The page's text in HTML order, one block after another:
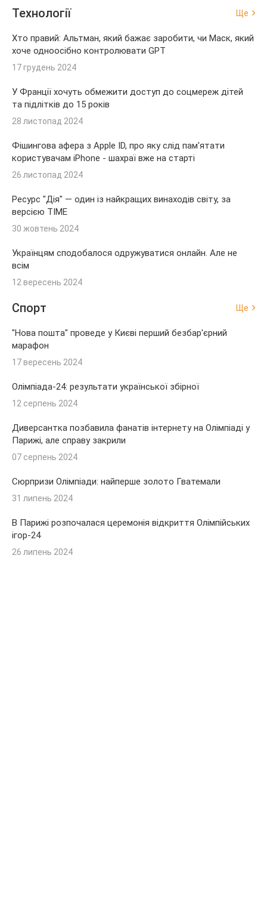
Технології Ще
Хто правий: Альтман, який бажає заробити, чи Маск, який
хоче одноосібно контролювати GPT
17 грудень 2024
У Франції хочуть обмежити доступ до соцмереж дітей
та підлітків до 15 років
28 листопад 2024
Фішингова афера з Apple ID, про яку слід пам'ятати
користувачам iPhone - шахраї вже на старті
26 листопад 2024
Ресурс "Дія" — один із найкращих винаходів світу, за
версією TIME
30 жовтень 2024
Українцям сподобалося одружуватися онлайн. Але не
всім
12 вересень 2024
Спорт Ще
"Нова пошта" проведе у Києві перший безбар'єрний
марафон
17 вересень 2024
Олімпіада-24: результати української збірної
12 серпень 2024
Диверсантка позбавила фанатів інтернету на Олімпіаді у
Парижі, але справу закрили
07 серпень 2024
Сюрпризи Олімпіади: найперше золото Гватемали
31 липень 2024
В Парижі розпочалася церемонія відкриття Олімпійських
ігор-24
26 липень 2024